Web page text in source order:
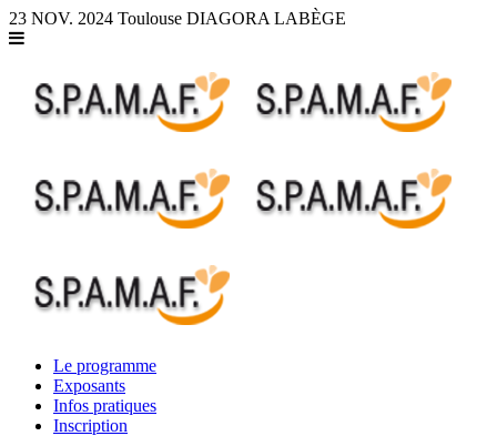
23 NOV. 2024 Toulouse DIAGORA LABÈGE
Le programme
Exposants
Infos pratiques
Inscription
Panneau de gestion des cookies